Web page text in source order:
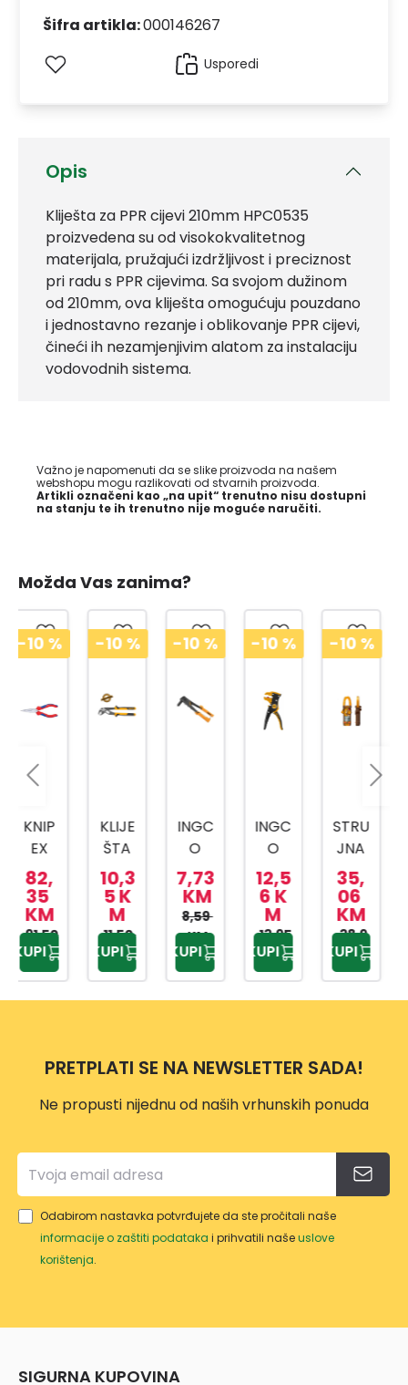
Opis
Kliješta za PPR cijevi 210mm HPC0535
proizvedena su od visokokvalitetnog
materijala, pružajući izdržljivost i preciznost
pri radu s PPR cijevima. Sa svojom dužinom
od 210mm, ova kliješta omogućuju pouzdano
i jednostavno rezanje i oblikovanje PPR cijevi,
čineći ih nezamjenjivim alatom za instalaciju
vodovodnih sistema.
Važno je napomenuti da se slike proizvoda na našem
webshopu mogu razlikovati od stvarnih proizvoda.
Artikli označeni kao „na upit“ trenutno nisu dostupni
na stanju te ih trenutno nije moguće naručiti.
Šifra artikla:000146267
Usporedi
Možda Vas zanima?
-10%
KLIJE
ŠTA
VOD
OINS
TALA
TERS
KA 10
250
MM
10,3
5 K
M
11,50
KM
KUPI
-10%
INGC
O
KLIJE
ŠTA
ZA
POP
NITN
E
HRS1
7,73
KM
8,59
KM
KUPI
-10%
INGC
O
KLIJE
ŠTA
ZA
PAT
CH
HWS
P156
85M
12,5
6 K
M
13,95
KM
KUPI
-10%
STRU
JNA
KLIJE
ŠTA
AC
400A
DCM
6200
1
35,
06
KM
38,9
5 KM
KUPI
-10%
KLIJE
ŠTA
SJEČ
KE
HIHL
DCP
2816
0
11,6
9 K
M
12,99
KM
KUPI
PRETPLATI SE NA NEWSLETTER SADA!
Ne propusti nijednu od naših vrhunskih ponuda
Odabirom nastavka potvrđujete da ste pročitali naše
informacije o zaštiti podataka i prihvatili našeuslove
korištenja.
SIGURNA KUPOVINA